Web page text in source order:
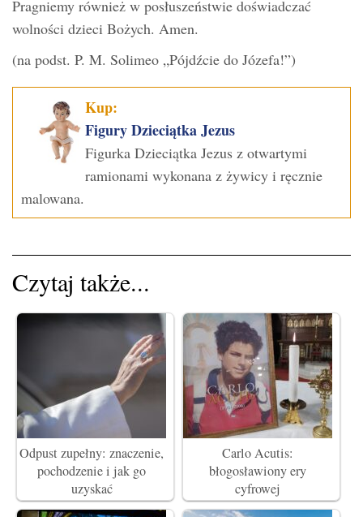
Pragniemy również w posłuszeństwie doświadczać
wolności dzieci Bożych. Amen.
(na podst. P. M. Solimeo „Pójdźcie do Józefa!”)
Kup:
Figury Dzieciątka Jezus
Figurka Dzieciątka Jezus z otwartymi
ramionami wykonana z żywicy i ręcznie
malowana.
Czytaj także...
Odpust zupełny: znaczenie,
pochodzenie i jak go
uzyskać
Carlo Acutis:
błogosławiony ery
cyfrowej